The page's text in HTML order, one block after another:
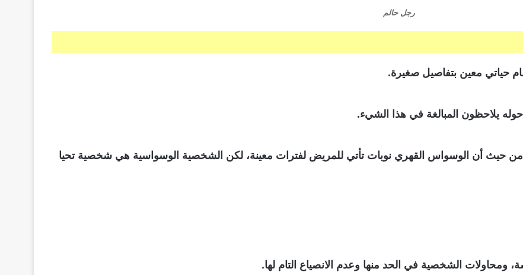
رجل حالم
حياتي معين بتفاصيل صغيرة.
يلاحظون المبالغة في هذا الشيء.
حيث أن الوسواس القهري نوبات تأتي للمريض لفترات معينة، لكن الشخصية الوسواسية هي شخصية تحيا
الشخصية في الحد منها وعدم الانصياع التام لها.